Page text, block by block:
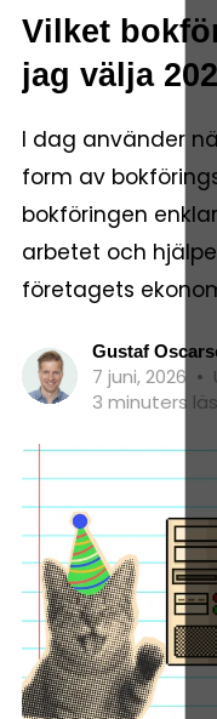
Vilket
jag välja
I dag använder
form av
bokföringen
arbetet och
företagets
Gustaf
7 juni, 2026 •
3 minuters